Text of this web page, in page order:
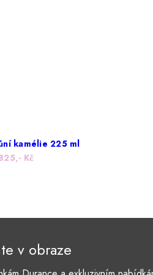
kamélie 225 ml
Kč
v obraze